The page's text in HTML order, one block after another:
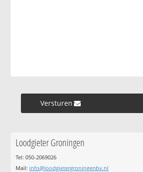
Versturen »
Loodgieter Groningen
Tel: 050-2069026
Mail: info@loodgietergroningenbv.nl